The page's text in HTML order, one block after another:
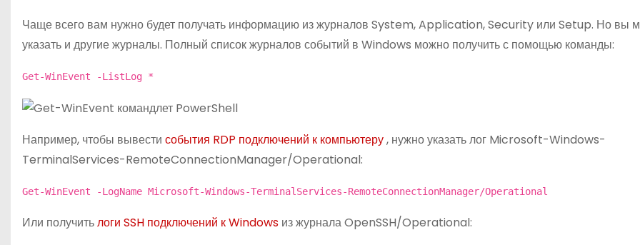
Чаще всего вам нужно будет получать информацию из журналов System, Application, Security или Setup. Но вы
указать и другие журналы. Полный список журналов событий в Windows можно получить с помощью команды:
Get-WinEvent -ListLog *
Например, чтобы вывести события RDP подключений к компьютеру, нужно указать лог Microsoft-Windows-
TerminalServices-RemoteConnectionManager/Operational:
Get-WinEvent -LogName Microsoft-Windows-TerminalServices-RemoteConnectionManager/Operational
Или получитьлоги SSH подключений к Windows из журнала OpenSSH/Operational: